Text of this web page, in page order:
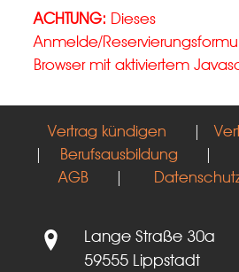
ACHTUNG: Dieses
Anmelde/
Browser mit aktiviertem
Vertrag kündigen |
| Berufsausbildung |
AGB|
Lange Straße 30a
59555 Lippstadt